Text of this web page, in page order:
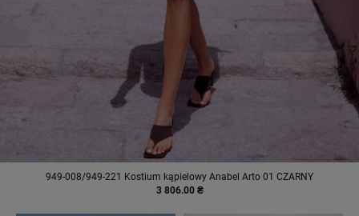
949-008/949-221 Kostium kąpielowy Anabel Arto 01 CZARNY
3 806.00 ₴